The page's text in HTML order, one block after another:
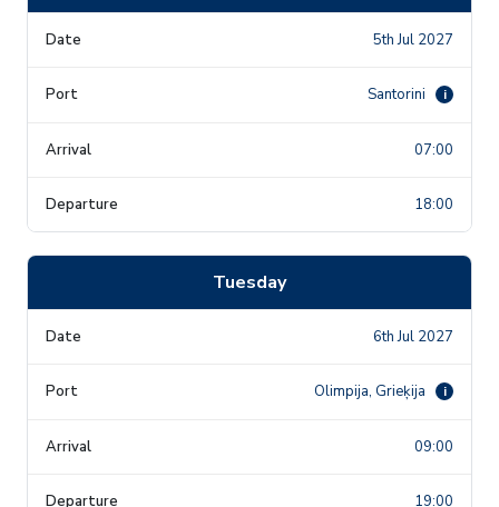
5th Jul 2027
Santorini i
07:00
18:00
Tuesday
6th Jul 2027
Olimpija, Grieķija i
09:00
19:00